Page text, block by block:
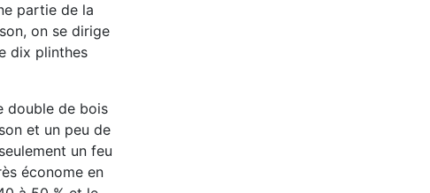
partie de la
on se dirige
dix plinthes
double de bois
et un peu de
un feu
économe en